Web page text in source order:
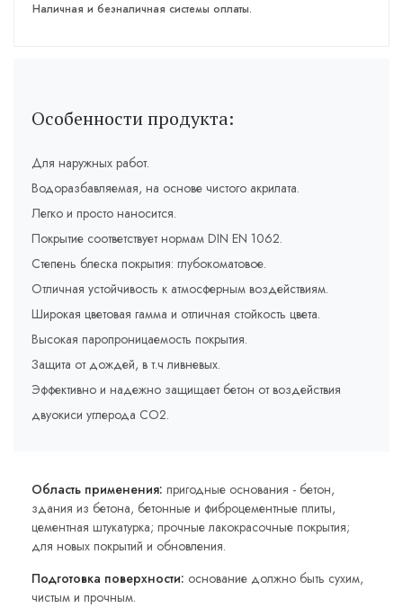
Наличная и безналичная системы оплаты.
Особенности продукта:
Для наружных работ.
Водоразбавляемая, на основе чистого акрилата.
Легко и просто наносится.
Покрытие соответствует нормам DIN EN 1062.
Степень блеска покрытия: глубокоматовое.
Отличная устойчивость к атмосферным воздействиям.
Широкая цветовая гамма и отличная стойкость цвета.
Высокая паропроницаемость покрытия.
Защита от дождей, в т.ч ливневых.
Эффективно и надежно защищает бетон от воздействия
двуокиси углерода СО2.
Область применения: пригодные основания - бетон,
здания из бетона, бетонные и фиброцементные плиты,
цементная штукатурка; прочные лакокрасочные покрытия;
для новых покрытий и обновления.
Подготовка поверхности: основание должно быть сухим,
чистым и прочным.